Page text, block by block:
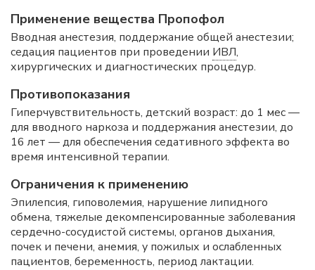
Применение вещества Пропофол
Вводная анестезия, поддержание общей анестезии;
седация пациентов при проведении ИВЛ,
хирургических и диагностических процедур.
Противопоказания
Гиперчувствительность, детский возраст: до 1 мес —
для вводного наркоза и поддержания анестезии, до
16 лет — для обеспечения седативного эффекта во
время интенсивной терапии.
Ограничения к применению
Эпилепсия, гиповолемия, нарушение липидного
обмена, тяжелые декомпенсированные заболевания
сердечно-сосудистой системы, органов дыхания,
почек и печени, анемия, у пожилых и ослабленных
пациентов, беременность, период лактации.